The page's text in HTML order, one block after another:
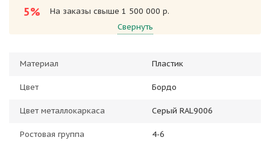
5%
На заказы свыше 1 500 000 р.
Свернуть
Материал Пластик
Цвет Бордо
Цвет металлокаркаса Серый RAL9006
Ростовая группа 4-6